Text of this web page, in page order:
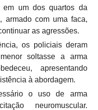
em um dos quartos da
armado com uma faca,
as agressões.
os policiais deram
soltasse a arma
apresentando
à abordagem.
o uso de arma
neuromuscular.